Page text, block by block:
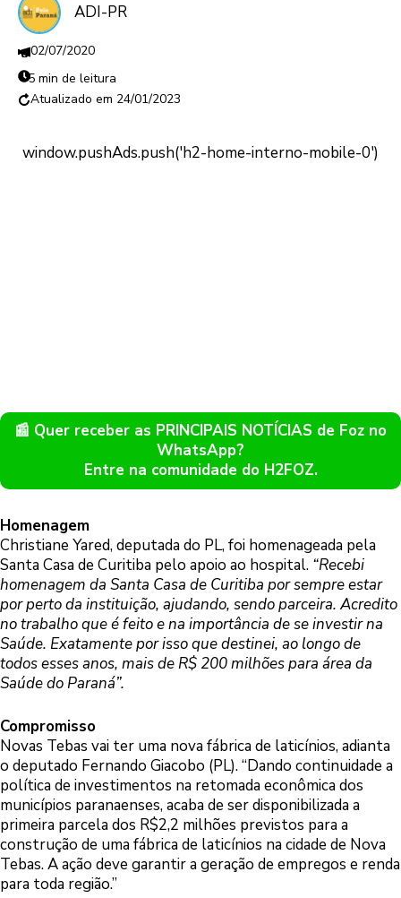
ADI-PR
02/07/2020
5 min de leitura
24/01/2023
📰 Quer receber as PRINCIPAIS NOTÍCIAS de Foz no
WhatsApp?
Entre na comunidade do H2FOZ.
Homenagem
Christiane Yared, deputada do PL, foi homenageada pela
Santa Casa de Curitiba pelo apoio ao hospital. “Recebi
homenagem da Santa Casa de Curitiba por sempre estar
por perto da instituição, ajudando, sendo parceira. Acredito
no trabalho que é feito e na importância de se investir na
Saúde. Exatamente por isso que destinei, ao longo de
todos esses anos, mais de R$ 200 milhões para área da
Saúde do Paraná”.
Compromisso
Novas Tebas vai ter uma nova fábrica de laticínios, adianta
o deputado Fernando Giacobo (PL). “Dando continuidade a
política de investimentos na retomada econômica dos
municípios paranaenses, acaba de ser disponibilizada a
primeira parcela dos R$2,2 milhões previstos para a
construção de uma fábrica de laticínios na cidade de Nova
Tebas. A ação deve garantir a geração de empregos e renda
para toda região.”